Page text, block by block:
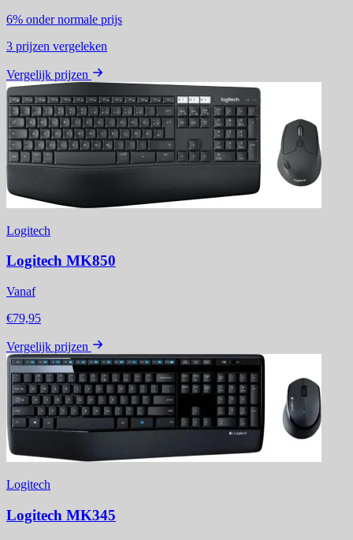
6% onder normale prijs
3 prijzen vergeleken
Vergelijk prijzen
Logitech
Logitech MK850
Vanaf
€79,95
Vergelijk prijzen
Logitech
Logitech MK345